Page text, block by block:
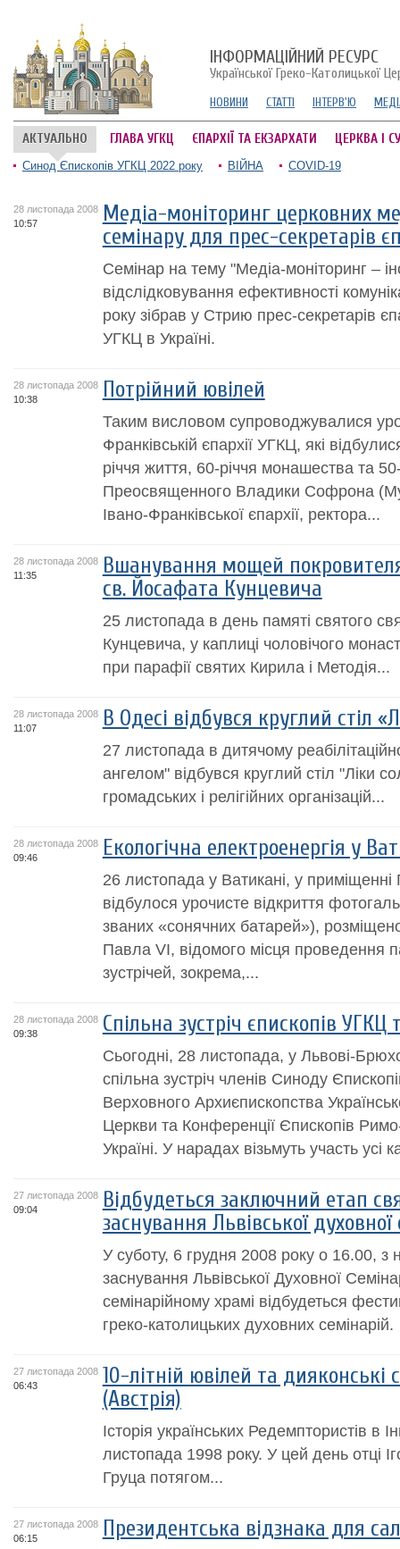
ІНФОРМАЦІЙНИЙ РЕСУРС
Української Греко-Католицької
НОВИНИ СТАТТІ ІНТЕРВ'Ю
АКТУАЛЬНО ГЛАВА УГКЦ ЄПАРХІЇ ТА ЕКЗАРХАТИ ЦЕРКВА І
Синод Єпископів УГКЦ 2022 року ВІЙНА COVID-19
28 листопада 2008
10:57
Медіа-моніторинг церковних
семінару для прес-секретарів
Семінар на тему "Медіа-моніторинг –
відслідковування ефективності
року зібрав у Стрию прес-секретарів
УГКЦ в Україні.
28 листопада 2008
10:38
Потрійний ювілей
Таким висловом супроводжувалися
Франківській єпархії УГКЦ, які
річчя життя, 60-річчя монашества та
Преосвященного Владики Софрона
Івано-Франківської єпархії, ректора...
28 листопада 2008
11:35
Вшанування мощей
св. Йосафата Кунцевича
25 листопада в день памяті святого
Кунцевича, у каплиці чоловічого
при парафії святих Кирила і Методія...
28 листопада 2008
11:07
В Одесі відбувся круглий стіл
27 листопада в дитячому
ангелом" відбувся круглий стіл "Ліки
громадських і релігійних організацій...
28 листопада 2008
09:46
Екологічна електроенергія у
26 листопада у Ватикані, у приміщенні
відбулося урочисте відкриття
званих «сонячних батарей»),
Павла VI, відомого місця проведення
зустрічей, зокрема,...
28 листопада 2008
09:38
Спільна зустріч єпископів УГКЦ
Сьогодні, 28 листопада, у Львові-
спільна зустріч членів Синоду
Верховного Архиєпископства
Церкви та Конференції Єпископів
Україні. У нарадах візьмуть участь усі
27 листопада 2008
09:04
Відбудеться заключний етап
заснування Львівської духовної
У суботу, 6 грудня 2008 року о 16.00, з
заснування Львівської Духовної
семінарійному храмі відбудеться
греко-католицьких духовних семінарій.
27 листопада 2008
06:43
10-літній ювілей та дияконські
(Австрія)
Історія українських Редемптористів в
листопада 1998 року. У цей день отці
Груца потягом...
27 листопада 2008
06:15
Президентська відзнака для